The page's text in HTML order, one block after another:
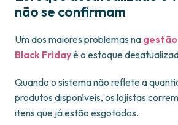
não se confirmam
Um dos maiores problemas na
Black Fridayé o estoque
Quando o sistema não reflete a
produtos disponíveis, os lojistas
itens que já estão esgotados.